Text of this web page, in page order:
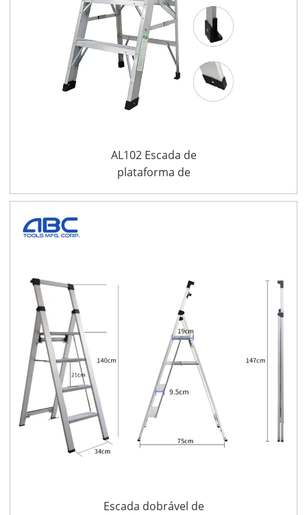
AL102 Escada de
plataforma de
prateleira de alumínio
Escadas dobráveis de
Escada dobrável de